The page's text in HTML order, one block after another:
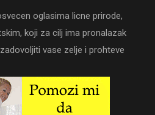
oglasima licne prirode,
koji za cilj ima pronalazak
vase zelje i prohteve